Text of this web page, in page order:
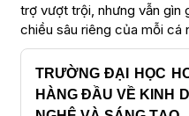
trợ vượt trội, nhưng vẫn gìn
chiều sâu riêng của mỗi cá
TRƯỜNG ĐẠI HỌC
HÀNG ĐẦU VỀ KINH